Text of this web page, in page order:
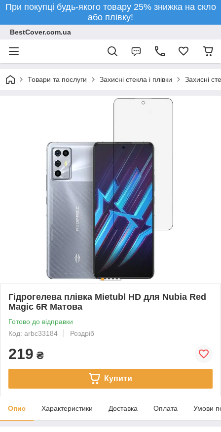
При покупці будь-якого товару 25% знижка на скло
або плівку!
BestCover.com.ua
Товари та послуги Захисні стекла і плівки Захисні
Гідрогелева плівка Mietubl HD для Nubia Red
Magic 6R Матова
Готово до відправки
Код: arbc33184
Роздріб
219 ₴
Купити
Опис Характеристики Доставка Оплата Умови